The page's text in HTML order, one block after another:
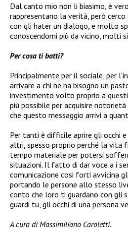
Dal canto mio non li biasimo, è
rappresentano la verità, però cerco
con gli hater un dialogo, e molto
conoscendomi più da vicino, molti
Per cosa ti batti?
Principalmente per il sociale, per
arrivare a chi ne ha bisogno un
investimento volto proprio a
più possibile per acquisire
che questo messaggio arrivi a
Per tanti è difficile aprire gli occhi
altri, spesso proprio perché la vita
tempo materiale per potersi
situazioni. Il fatto di dar voce a i
comunicazione cosi forti avvicina
portando le persone allo stesso
conto che loro ti guardano con gli
guardi tu, gli occhi di una persona
A cura di Massimiliano Caroletti.